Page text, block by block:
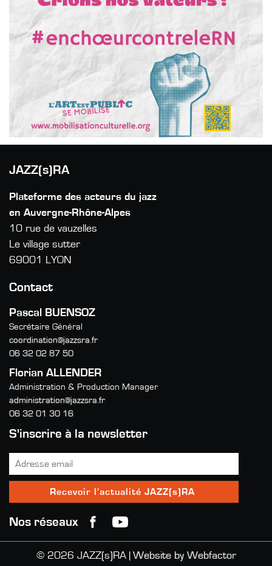
JAZZ(s)RA
Plateforme des acteurs du jazz
en Auvergne-Rhône-Alpes
10 rue de vauzelles
Le village sutter
69001 LYON
Contact
Pascal BUENSOZ
Secrétaire Général
coordination@jazzsra.fr
06 32 02 87 50
Florian ALLENDER
Administration & Production Manager
administration@jazzsra.fr
06 32 01 30 16
S'inscrire à la newsletter
Nos réseaux
© 2026 JAZZ(s)RA | Website by Webfactor